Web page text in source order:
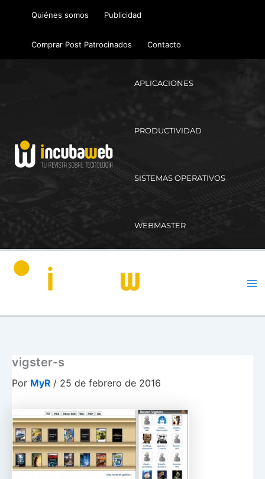
Quiénes somos Publicidad
Comprar Post Patrocinados Contacto
APLICACIONES
PRODUCTIVIDAD
SISTEMAS OPERATIVOS
WEBMASTER
vigster-s
Por MyR / 25 de febrero de 2016